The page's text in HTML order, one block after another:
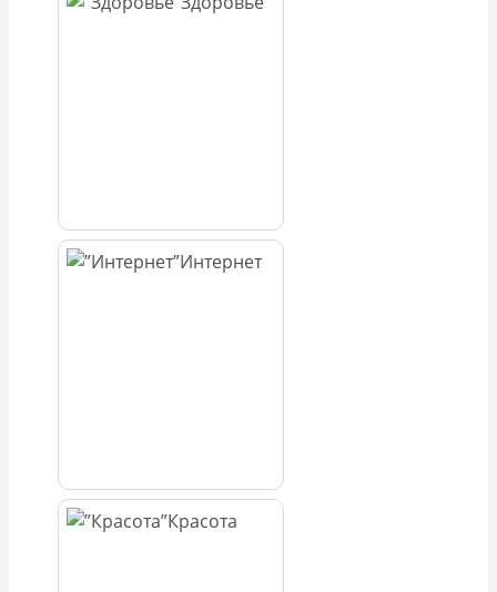
Интернет
Красота